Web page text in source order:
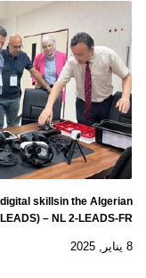
skillsin the Algerian
– NL 2-LEADS-FR
8 يناير, 2025